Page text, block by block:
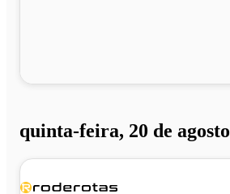
quinta-feira, 20 de agosto